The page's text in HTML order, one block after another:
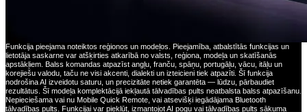
Funkcija pieejama noteiktos reģionos un modeļos. Pieejamība, atbalstītās funkcijas un
lietotāja saskarne var atšķirties atkarībā no valsts, reģiona, modeļa un skatīšanās
apstākļiem. Balss komandas atpazīst angļu, franču, spāņu, portugāļu, vācu, itāļu un
korejiešu valodu, taču ne visi akcenti, dialekti un izteicieni tiek atpazīti. Šī funkcija
nodrošina AI izveidotu saturu, un precizitāte netiek garantēta — lūdzu, pārbaudiet
rezultātus. Šī modeļa komplektācijā iekļautā tālvadības pults neatbalsta balss atpazīšanu.
Nepieciešama vai nu Mobile Quick Remote, vai atsevišķi iegādājama Bluetooth
tālvadības pults. Funkcijai var piekļūt, izmantojot AI pogu vai tālvadības pults sākuma